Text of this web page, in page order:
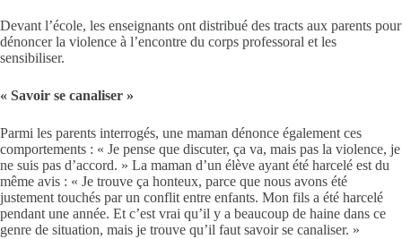
Devant l’école, les enseignants ont distribué des tracts aux parents pour
dénoncer la violence à l’encontre du corps professoral et les
sensibiliser.
« Savoir se canaliser »
Parmi les parents interrogés, une maman dénonce également ces
comportements : « Je pense que discuter, ça va, mais pas la violence, je
ne suis pas d’accord. » La maman d’un élève ayant été harcelé est du
même avis : « Je trouve ça honteux, parce que nous avons été
justement touchés par un conflit entre enfants. Mon fils a été harcelé
pendant une année. Et c’est vrai qu’il y a beaucoup de haine dans ce
genre de situation, mais je trouve qu’il faut savoir se canaliser. »